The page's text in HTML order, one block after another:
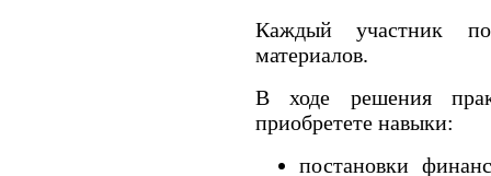
Каждый участник
материалов.
В ходе решения
приобретете навыки:
постановки